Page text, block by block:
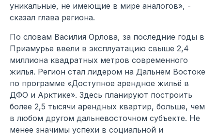
уникальные, не имеющие в мире аналогов», -
сказал глава региона.
По словам Василия Орлова, за последние годы в
Приамурье ввели в эксплуатацию свыше 2,4
миллиона квадратных метров современного
жилья. Регион стал лидером на Дальнем Востоке
по программе «Доступное арендное жильё в
ДФО и Арктике». Здесь планируют построить
более 2,5 тысячи арендных квартир, больше, чем
в любом другом дальневосточном субъекте. Не
менее значимы успехи в социальной и